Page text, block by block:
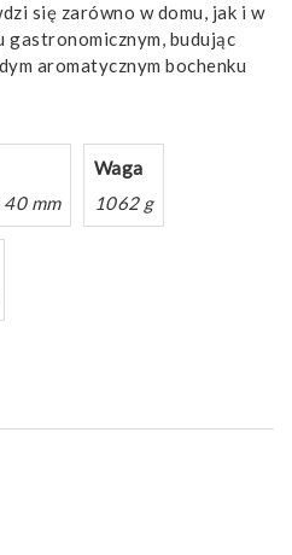
się zarówno w domu, jak i w
budując
aromatycznym bochenku
mm
Waga
1062 g